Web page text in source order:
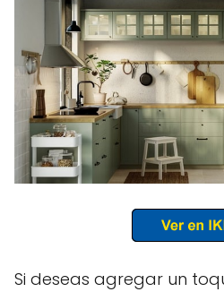
Si deseas agregar un